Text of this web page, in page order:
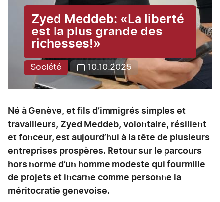
Zyed Meddeb: «La liberté
est la plus grande des
richesses!»
Société 10.10.2025
Né à Genève, et fils d’immigrés simples et
travailleurs, Zyed Meddeb, volontaire, résilient
et fonceur, est aujourd’hui à la tête de plusieurs
entreprises prospères. Retour sur le parcours
hors norme d’un homme modeste qui fourmille
de projets et incarne comme personne la
méritocratie genevoise.